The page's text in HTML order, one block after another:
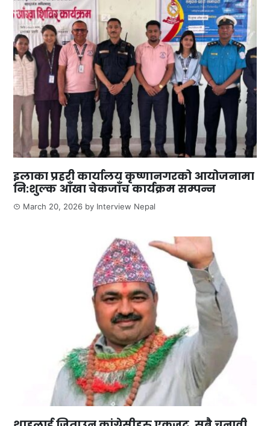
इलाका प्रहरी कार्यालय कृष्णानगरको आयोजनामा
नि:शुल्क आँखा चेकजाँच कार्यक्रम सम्पन्न
March 20, 2026 by Interview Nepal